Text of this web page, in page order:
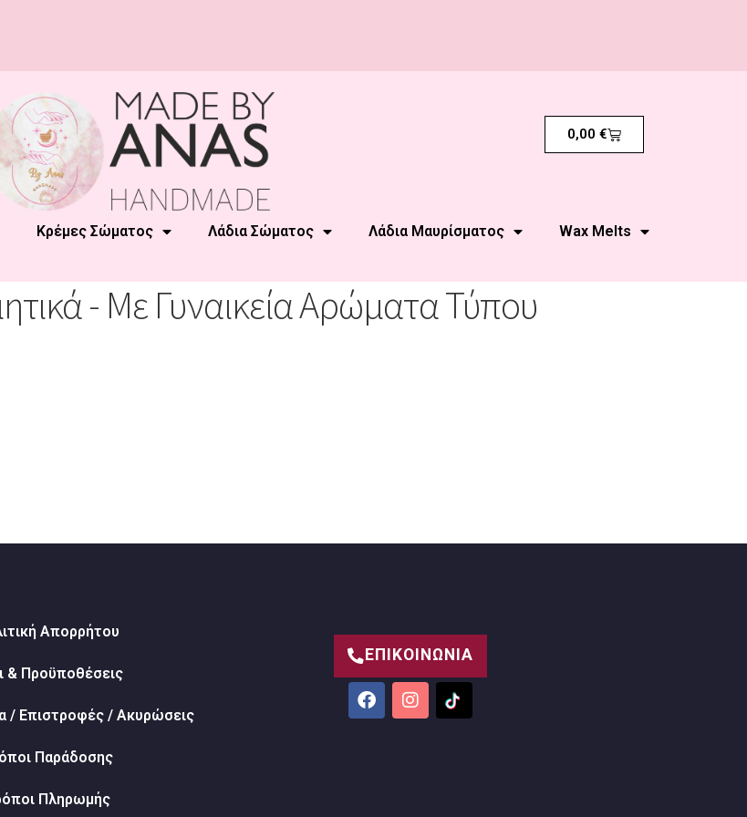
0,00€
Κρέμες Σώματος Λάδια Σώματος Λάδια Μαυρίσματος Wax Melts
- Με Γυναικεία Αρώματα Τύπου
Απορρήτου
& Προϋποθέσεις
/ Επιστροφές / Ακυρώσεις
Παράδοσης
Πληρωμής
ΕΠΙΚΟΙΝΩΝΙΑ